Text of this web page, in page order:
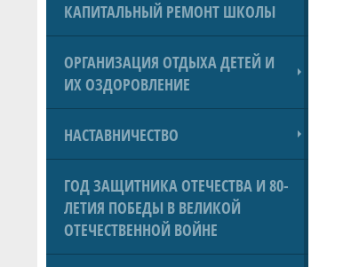
КАПИТАЛЬНЫЙ РЕМОНТ ШКОЛЫ
ОРГАНИЗАЦИЯ ОТДЫХА ДЕТЕЙ И
ИХ ОЗДОРОВЛЕНИЕ
НАСТАВНИЧЕСТВО
ГОД ЗАЩИТНИКА ОТЕЧЕСТВА И 80-
ЛЕТИЯ ПОБЕДЫ В ВЕЛИКОЙ
ОТЕЧЕСТВЕННОЙ ВОЙНЕ